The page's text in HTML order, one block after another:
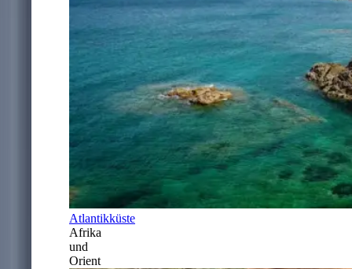
Atlantikküste
Afrika
und
Orient